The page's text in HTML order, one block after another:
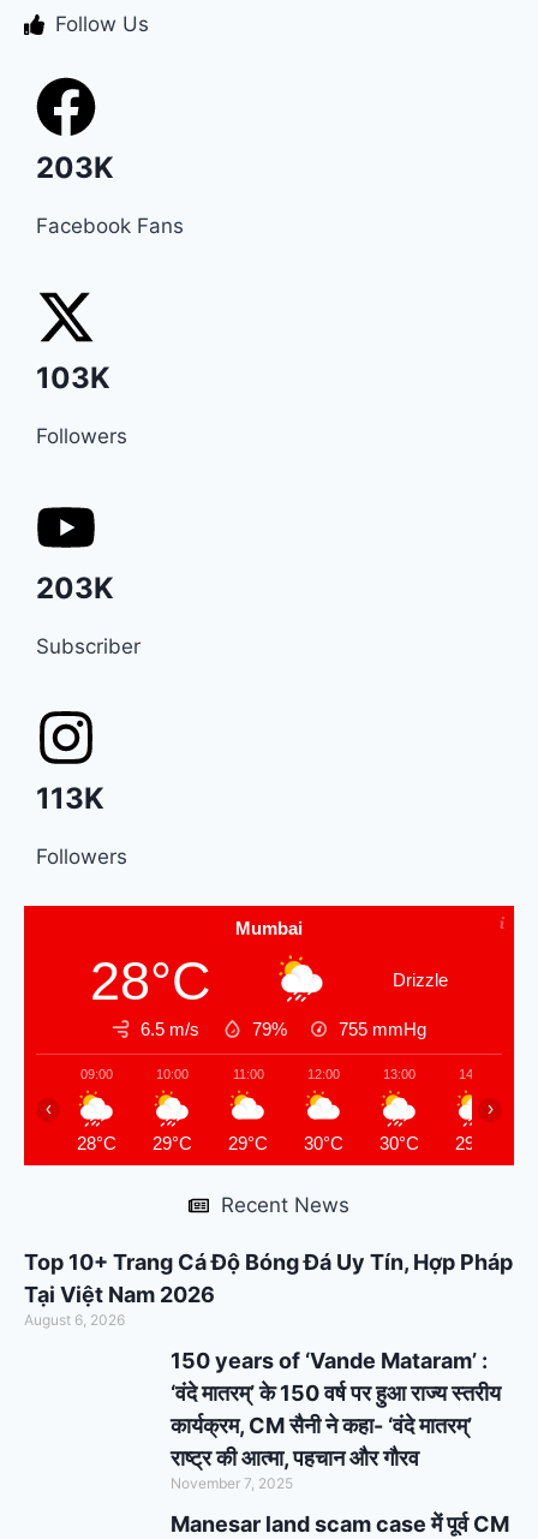
Follow Us
203K
Facebook Fans
103K
Followers
203K
Subscriber
113K
Followers
Mumbai
28°C Drizzle
6.5 m/s 79% 755 mmHg
09:00
28°C
10:00
29°C
11:00
29°C
12:00
30°C
13:00
30°C
14:00
29°C
‹ ›
Recent News
Top 10+ Trang Cá Độ Bóng Đá Uy Tín, Hợp Pháp
Tại Việt Nam 2026
August 6, 2026
150 years of ‘Vande Mataram’ :
‘वंदे मातरम्’ के 150 वर्ष पर हुआ राज्य स्तरीय
कार्यक्रम, CM सैनी ने कहा- ‘वंदे मातरम्’
राष्ट्र की आत्मा, पहचान और गौरव
November 7, 2025
Manesar land scam case में पूर्व CM